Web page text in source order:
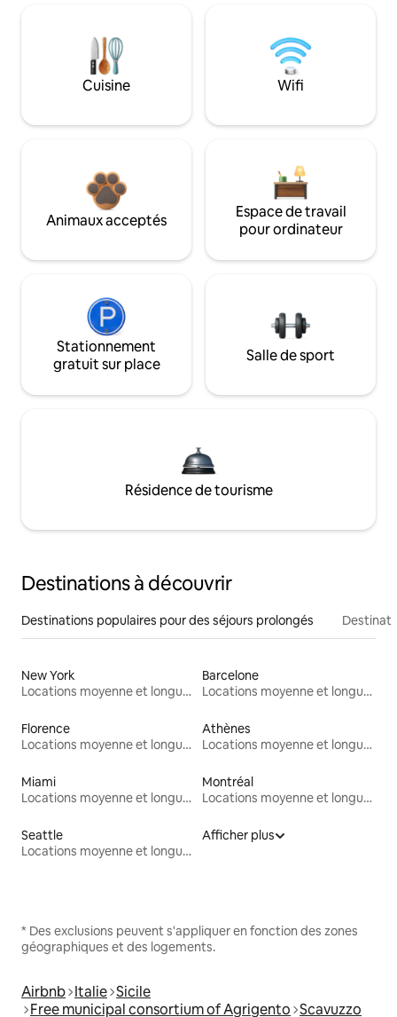
Cuisine Wifi
Animaux acceptés
Espace de travail
pour ordinateur
Stationnement
gratuit sur place
Salle de sport
Résidence de tourisme
Destinations à découvrir
Destinations populaires pour des séjours prolongés
New York
Locations moyenne et longue durée
Barcelone
Locations moyenne et longue durée
Florence
Locations moyenne et longue durée
Athènes
Locations moyenne et longue durée
Miami
Locations moyenne et longue durée
Montréal
Locations moyenne et longue durée
Seattle
Locations moyenne et longue durée
Afficher plus
* Des exclusions peuvent s'appliquer en fonction des zones
géographiques et des logements.
Airbnb Italie Sicile
Free municipal consortium of Agrigento Scavuzzo